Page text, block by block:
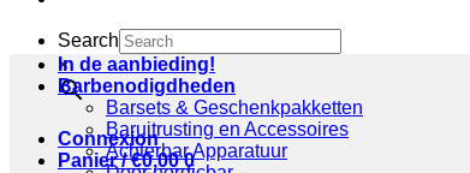
Search
×
Connexion
Panier /€0,00 0
In de aanbieding!
Barbenodigdheden
Barsets & Geschenkpakketten
Baruitrusting en Accessoires
Achterbar Apparatuur